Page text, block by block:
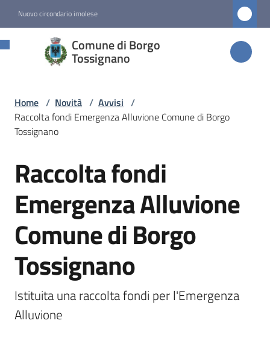
Nuovo circondario imolese
Comune di Borgo
Tossignano
Comune di
Borgo
Amministrazione
Novità
Menu selezionato
Servizi
Vivere
Borgo
Tossignano
Home / Novità / Avvisi /
Raccolta fondi Emergenza Alluvione Comune di Borgo
Tossignano
Salta al contenuto
Raccolta fondi
Emergenza Alluvione
Comune di Borgo
Tossignano
Istituita una raccolta fondi per l'Emergenza
Alluvione